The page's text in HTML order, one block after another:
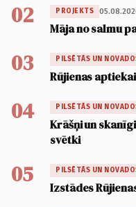
02 PROJEKTS
Māja no salmu
03 PILSĒTĀS UN
Rūjienas aptiekai
04 PILSĒTĀS UN
Krāšņi un
svētki
05 PILSĒTĀS UN
Izstādes